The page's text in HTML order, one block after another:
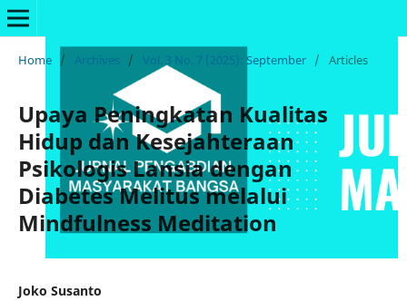
Home / Archives / Vol. 3 No. 7 (2025): September / Articles
Upaya Peningkatan Kualitas
Hidup dan Kesejahteraan
Psikologis Lansia dengan
Diabetes Melitus melalui
Mindfulness Meditation
Joko Susanto